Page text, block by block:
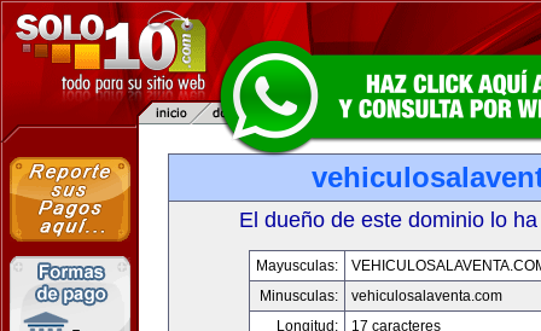
El dueño de este dominio lo
Mayusculas:
Minusculas:
vehiculosalaventa.com
Longitud:
17 caracteres